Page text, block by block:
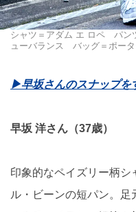
シャツ＝アダム エ ロペ パン
ューバランス バッグ＝ポー
▶︎早坂さんのスナップを
早坂 洋さん（37歳）
印象的なペイズリー柄シ
ル・ビーンの短パン。